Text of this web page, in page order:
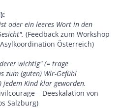
oder ein leeres Wort in den
(Feedback zum Workshop
Österreich)
wichtig" (= trage
zum (guten) Wir-Gefühl
Kind klar geworden.
– Deeskalation von
Salzburg)